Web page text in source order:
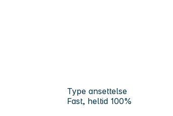
Type ansettelse
Fast, heltid 100%